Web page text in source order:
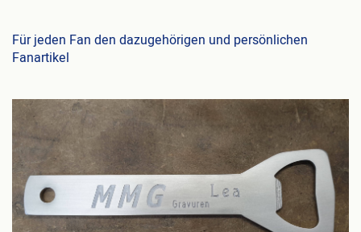
Für jeden Fan den dazugehörigen und persönlichen
Fanartikel